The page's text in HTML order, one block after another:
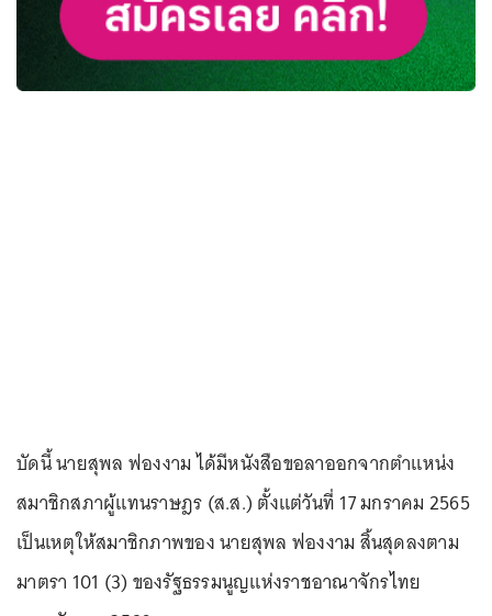
บัดนี้ นายสุพล ฟองงาม ได้มีหนังสือขอลาออกจากตำแหน่ง
สมาชิกสภาผู้แทนราษฎร (ส.ส.) ตั้งแต่วันที่ 17 มกราคม 2565
เป็นเหตุให้สมาชิกภาพของ นายสุพล ฟองงาม สิ้นสุดลงตาม
มาตรา 101 (3) ของรัฐธรรมนูญแห่งราชอาณาจักรไทย